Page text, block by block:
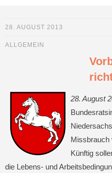
28. AUGUST 2013
ALLGEMEIN
28. August
Missbrauch
Künftig
die Lebens- und